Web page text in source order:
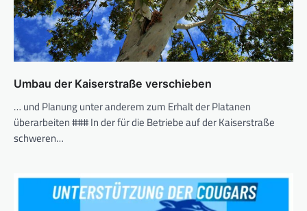
Umbau der Kaiserstraße verschieben
… und Planung unter anderem zum Erhalt der Platanen
überarbeiten ### In der für die Betriebe auf der Kaiserstraße
schweren…